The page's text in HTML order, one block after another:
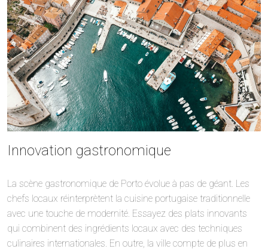
Innovation gastronomique
La scène gastronomique de Porto évolue à pas de géant. Les
chefs locaux réinterprètent la cuisine portugaise traditionnelle
avec une touche de modernité. Essayez des plats innovants
qui combinent des ingrédients locaux avec des techniques
culinaires internationales. En outre, la ville compte de plus en